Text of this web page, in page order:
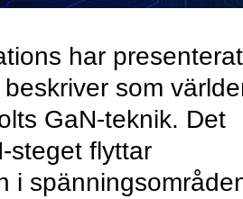
har presenterat
som
GaN-teknik. Det
steget flyttar
i